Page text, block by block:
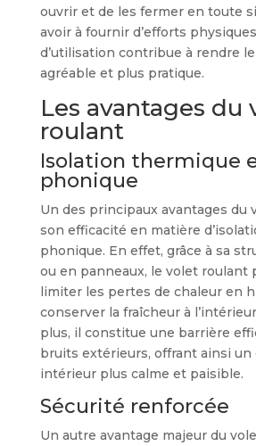
ouvrir et de les fermer en toute
avoir à fournir d’efforts
d’utilisation contribue à rendre
agréable et plus pratique.
Les avantages du
roulant
Isolation thermique
phonique
Un des principaux avantages du
son efficacité en matière
phonique. En effet, grâce à sa
ou en panneaux, le volet roulant
limiter les pertes de chaleur en
conserver la fraîcheur à
plus, il constitue une barrière
bruits extérieurs, offrant ainsi
intérieur plus calme et paisible.
Sécurité renforcée
Un autre avantage majeur du